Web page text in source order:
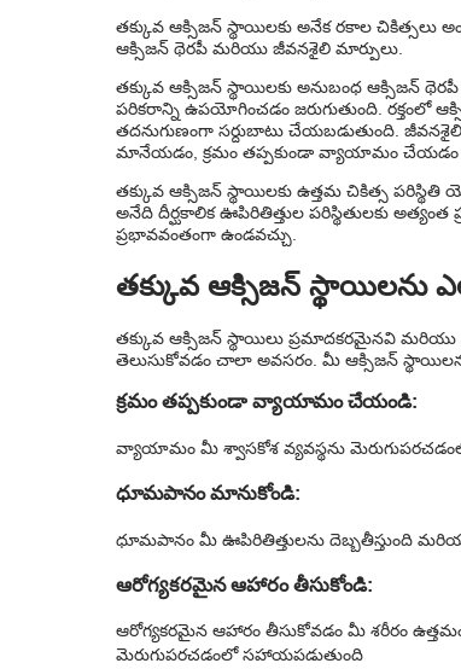
తక్కువ ఆక్సిజన్ స్థాయిలకు అనేక రకాల చికిత్సలు
ఆక్సిజన్ థెరపీ మరియు జీవనశైలి మార్పులు.
తక్కువ ఆక్సిజన్ స్థాయిలకు అనుబంధ ఆక్సిజన్
పరికరాన్ని ఉపయోగించడం జరుగుతుంది. రక్తంలో
తదనుగుణంగా సర్దుబాటు చేయబడుతుంది.
మానేయడం, క్రమం తప్పకుండా వ్యాయామం చేయడం
తక్కువ ఆక్సిజన్ స్థాయిలకు ఉత్తమ చికిత్స
అనేది దీర్ఘకాలిక ఊపిరితిత్తుల పరిస్థితులకు
ప్రభావవంతంగా ఉండవచ్చు.
తక్కువ ఆక్సిజన్
తక్కువ ఆక్సిజన్ స్థాయిలు ప్రమాదకరమైనవి
తెలుసుకోవడం చాలా అవసరం. మీ ఆక్సిజన్
క్రమం తప్పకుండా వ్యాయామం చేయండి:
వ్యాయామం మీ శ్వాసకోశ వ్యవస్థను
ధూమపానం మానుకోండి:
ధూమపానం మీ ఊపిరితిత్తులను దెబ్బతీస్తుంది
ఆరోగ్యకరమైన ఆహారం తీసుకోండి:
ఆరోగ్యకరమైన ఆహారం తీసుకోవడం మీ శరీరం
మెరుగుపరచడంలో సహాయపడుతుంది